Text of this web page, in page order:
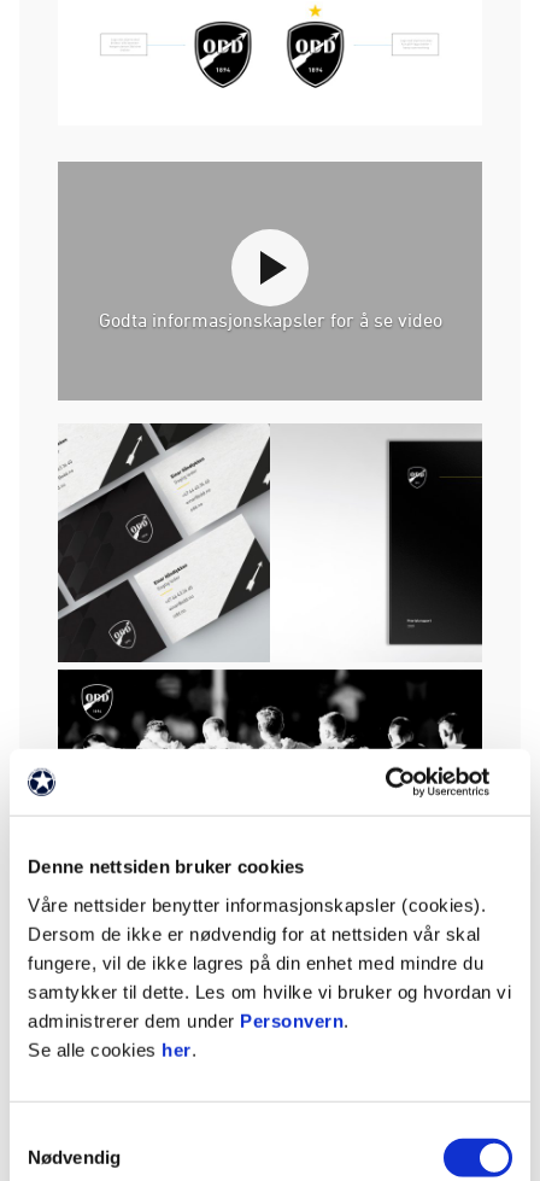
Denne nettsiden bruker cookies
Våre nettsider benytter informasjonskapsler (cookies).
Dersom de ikke er nødvendig for at nettsiden vår skal
fungere, vil de ikke lagres på din enhet med mindre du
samtykker til dette. Les om hvilke vi bruker og hvordan vi
administrerer dem under Personvern.
Se alle cookies her.
Nødvendig
Godta informasjonskapsler for å se video